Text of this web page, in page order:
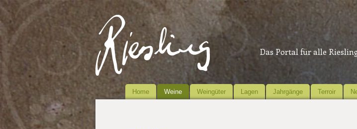
Das Portal für alle
Home Weine Weingüter Lagen Jahrgänge Terroir